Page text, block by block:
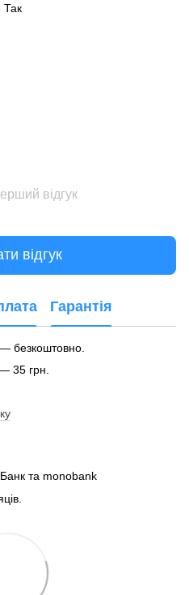
Так
відгук
відгук
Гарантія
безкоштовно.
35 грн.
та monobank